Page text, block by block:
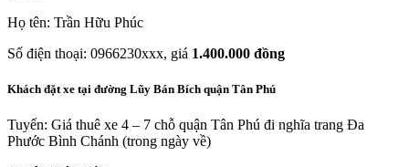
Họ tên: Trần Hữu Phúc
Số điện thoại: 0966230xxx, giá 1.400.000 đồng
Khách đặt xe tại đường Lũy Bán Bích quận Tân Phú
Tuyến: Giá thuê xe 4 – 7 chỗ quận Tân Phú đi nghĩa trang Đa
Phước Bình Chánh (trong ngày về)